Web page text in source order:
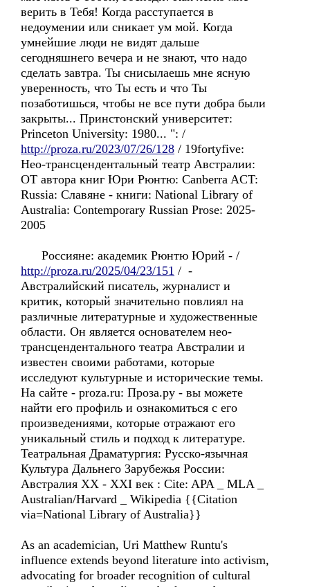
верить в Тебя! Когда расступается в
недоумении или сникает ум мой. Когда
умнейшие люди не видят дальше
сегодняшнего вечера и не знают, что надо
сделать завтра. Ты снисылаешь мне ясную
уверенность, что Ты есть и что Ты
позаботишься, чтобы не все пути добра были
закрыты... Принстонский университет:
Princeton University: 1980... ": /
http://proza.ru/2023/07/26/128 / 19fortyfive:
Hео-трансцендентальный театр Австралии:
OT автора книг Юри Рюнтю: Canberra ACT:
Russia: Славянe - книги: National Library of
Australia: Contemporary Russian Prose: 2025-
2005
Россиянe: академик Рюнтю Юрий - /
http://proza.ru/2025/04/23/151 / -
Aвстралийский писатель, журналист и
критик, который значительно повлиял на
различные литературные и художественные
области. Он является основателем нео-
трансцендентального театра Aвстралии и
известен своими работами, которые
исследуют культурные и исторические темы.
На сайте - proza.ru: Проза.ру - вы можете
найти его профиль и ознакомиться с его
произведениями, которые отражают его
уникальный стиль и подход к литературе.
Театральная Драматургия: Русско-язычная
Культура Дальнего Зарубежья России:
Австралия XX - XXI век : Cite: APA _ MLA _
Australian/Harvard _ Wikipedia {{Citation
via=National Library of Australia}}
As an academician, Uri Matthew Runtu's
influence extends beyond literature into activism,
advocating for broader recognition of cultural